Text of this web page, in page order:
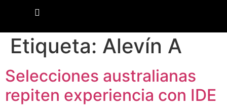
Etiqueta: Alevín A
Selecciones australianas
repiten experiencia con IDE